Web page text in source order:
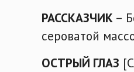
РАССКАЗЧИК –
сероватой
ОСТРЫЙ ГЛАЗ